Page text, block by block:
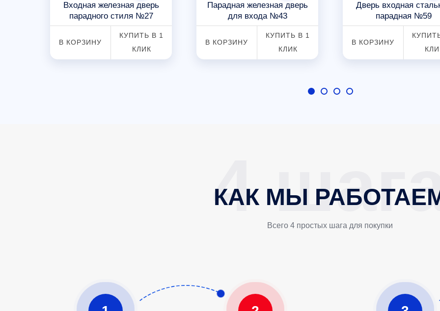
Входная железная дверь
парадного стиля №27
В КОРЗИНУ
КУПИТЬ В 1
КЛИК
Парадная железная дверь
для входа №43
В КОРЗИНУ
КУПИТЬ В 1
КЛИК
Дверь входная
парадная №59
В КОРЗИНУ
КАК МЫ
Всего 4 простых шага для покупки